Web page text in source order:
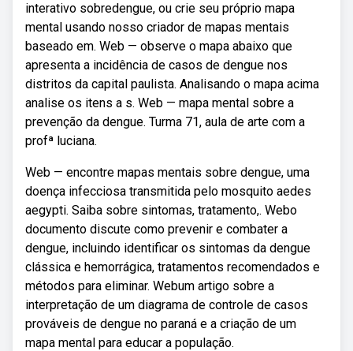
interativo sobredengue, ou crie seu próprio mapa
mental usando nosso criador de mapas mentais
baseado em. Web — observe o mapa abaixo que
apresenta a incidência de casos de dengue nos
distritos da capital paulista. Analisando o mapa acima
analise os itens a s. Web — mapa mental sobre a
prevenção da dengue. Turma 71, aula de arte com a
profª luciana.
Web — encontre mapas mentais sobre dengue, uma
doença infecciosa transmitida pelo mosquito aedes
aegypti. Saiba sobre sintomas, tratamento,. Webo
documento discute como prevenir e combater a
dengue, incluindo identificar os sintomas da dengue
clássica e hemorrágica, tratamentos recomendados e
métodos para eliminar. Webum artigo sobre a
interpretação de um diagrama de controle de casos
prováveis de dengue no paraná e a criação de um
mapa mental para educar a população.